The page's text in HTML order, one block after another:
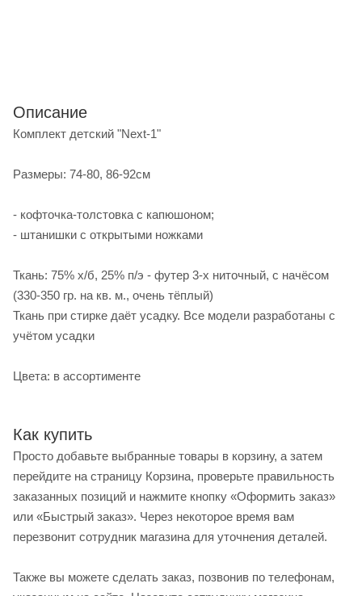
Описание
Комплект детский "Next-1"
Размеры: 74-80, 86-92см
- кофточка-толстовка с капюшоном;
- штанишки с открытыми ножками
Ткань: 75% х/б, 25% п/э - футер 3-х ниточный, с начёсом
(330-350 гр. на кв. м., очень тёплый)
Ткань при стирке даёт усадку. Все модели разработаны с
учётом усадки
Цвета: в ассортименте
Как купить
Просто добавьте выбранные товары в корзину, а затем
перейдите на страницу Корзина, проверьте правильность
заказанных позиций и нажмите кнопку «Оформить заказ»
или «Быстрый заказ». Через некоторое время вам
перезвонит сотрудник магазина для уточнения деталей.
Также вы можете сделать заказ, позвонив по телефонам,